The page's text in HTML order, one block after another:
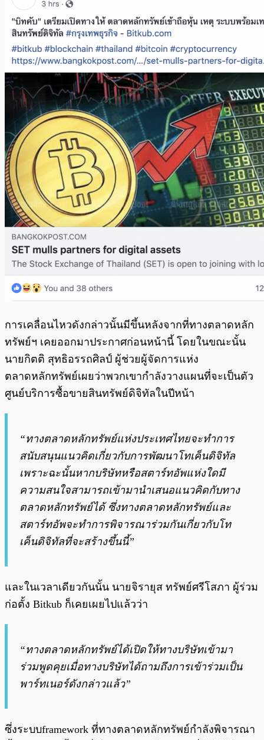
การเคลื่อนไหวดังกล่าวนั้นมีขึ้นหลังจากที่ทางตลาดหลัก
ทรัพย์ฯ เคยออกมาประกาศก่อนหน้านี้ โดยในขณะนั้น
นายกิตติ สุทธิอรรถศิลป์ ผู้ช่วยผู้จัดการแห่ง
ตลาดหลักทรัพย์เผยว่าพวกเขากำลังวางแผนที่จะเป็นตัว
ศูนย์บริการซื้อขายสินทรัพย์ดิจิทัลในปีหน้า
“ทางตลาดหลักทรัพย์แห่งประเทศไทยจะทำการ
สนับสนุนแนวคิดเกี่ยวกับการพัฒนาโทเค็นดิจิทัล
เพราะฉะนั้นหากบริษัทหรือสตาร์ทอัพแห่งใดมี
ความสนใจสามารถเข้ามานำเสนอแนวคิดกับทาง
ตลาดหลักทรัพย์ได้ ซึ่งทางตลาดหลักทรัพย์และ
สตาร์ทอัพจะทำการพิจารณาร่วมกันเกี่ยวกับโท
เค็นดิจิทัลที่จะสร้างขึ้นนี้”
และในเวลาเดียวกันนั้น นายจิรายุส ทรัพย์ศรีโสภา ผู้ร่วม
ก่อตั้ง Bitkub ก็เคยเผยไปแล้วว่า
“ทางตลาดหลักทรัพย์ได้เปิดให้ทางบริษัทเข้ามา
ร่วมพูดคุยเมื่อทางบริษัทได้ถามถึงการเข้าร่วมเป็น
พาร์ทเนอร์ดังกล่าวแล้ว”
ซึ่งระบบframework ที่ทางตลาดหลักทรัพย์กำลังพิจารณา